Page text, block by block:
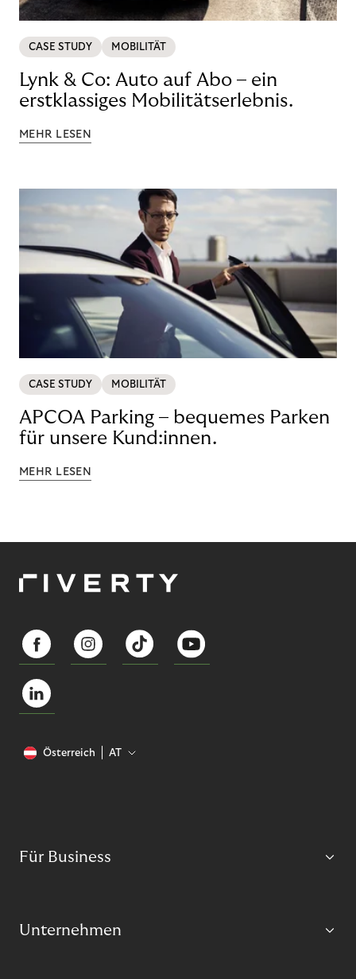
CASE STUDY MOBILITÄT
Lynk & Co: Auto auf Abo – ein
erstklassiges Mobilitätserlebnis.
MEHR LESEN
CASE STUDY MOBILITÄT
APCOA Parking – bequemes Parken
für unsere Kund:innen.
MEHR LESEN
Österreich AT
Für Business
Unternehmen